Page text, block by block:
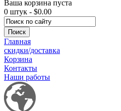
Ваша корзина пуста
0 штук - $0.00
Главная
скидки/доставка
Корзина
Контакты
Наши работы